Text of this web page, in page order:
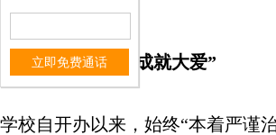
“20年坚守，微善成就大爱”
学校自开办以来，始终“本着严谨
立即免费通话